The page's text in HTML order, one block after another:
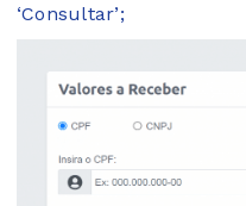
‘Consultar’;